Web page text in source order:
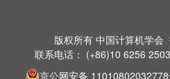
版权所有 中国计算机学会
联系电话： (+86)10 6256
京公网安备